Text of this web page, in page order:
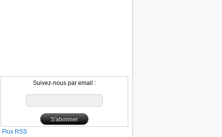
Suivez-nous par email :
Flux RSS